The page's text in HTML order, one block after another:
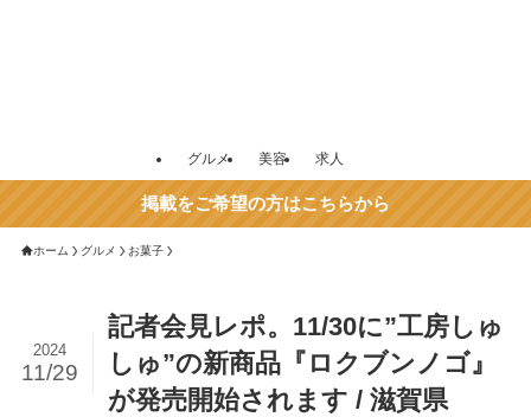
グルメ 美容 求人
掲載をご希望の方はこちらから
ホーム グルメ お菓子
記者会見レポ。11/30に”工房しゅ
しゅ”の新商品『ロクブンノゴ』
が発売開始されます / 滋賀県
2024
11/29